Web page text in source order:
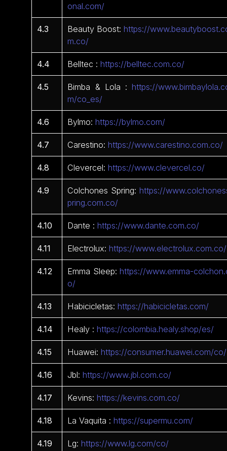
onal.com/
4.3 Beauty Boost:https://
m.co/
4.4 Belltec :https://belltec.com.co/
4.5 Bimba & Lola :https://
m/co_es/
4.6 Bylmo:https://bylmo.com/
4.7 Carestino:https://www.carestino.com.co/
4.8 Clevercel:https://www.clevercel.co/
4.9 Colchones Spring:https://
pring.com.co/
4.10 Dante :https://www.dante.com.co/
4.11 Electrolux:https://www.electrolux.com.co/
4.12 Emma Sleep:https://www.emma-
o/
4.13 Habicicletas:https://habicicletas.com/
4.14 Healy :https://colombia.healy.shop/es/
4.15 Huawei:https://consumer.huawei.com/co/
4.16 Jbl:https://www.jbl.com.co/
4.17 Kevins:https://kevins.com.co/
4.18 La Vaquita :https://supermu.com/
4.19 Lg:https://www.lg.com/co/